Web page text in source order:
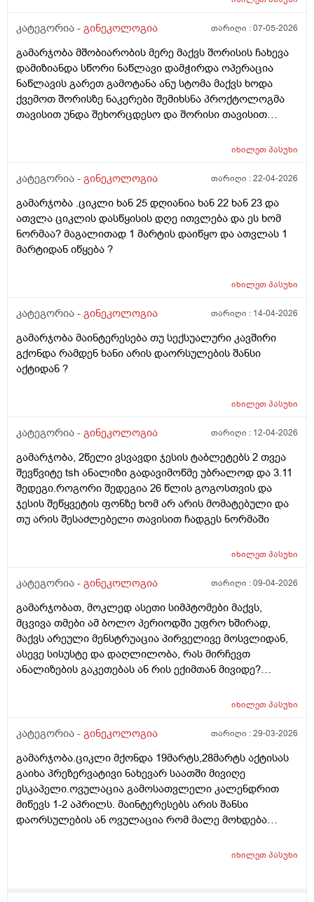
კატეგორია - გინეკოლოგია თარიღი :07-05-2026
გამარჯობა მშობიარობის მერე მაქვს შორისის ჩახევა
დამიზიანდა სწორი ნაწლავი დამჭირდა ოპერაცია
ნაწლავის გარეთ გამოტანა ანუ სტომა მაქვს ხოდა
ქვემოთ შორისზე ნაკერები შემიხსნა პროქტოლოგმა
თავისით უნდა შეხორცდესო და შორისი თავისით
იხილეთპასუხი
კატეგორია - გინეკოლოგია თარიღი :22-04-2026
გამარჯობა .ციკლი ხან 25 დღიანია ხან 22 ხან 23 და
ათვლა ციკლის დასწყისის დღე ითვლება და ეს ხომ
ნორმაა? მაგალითად 1 მარტის დაიწყო და ათვლას 1
მარტიდან იწყება ?
იხილეთპასუხი
კატეგორია - გინეკოლოგია თარიღი : 14-04-2026
გამარჯობა მაინტერესება თუ სექსუალური კავშირი
გქონდა რამდენ ხანი არის დაორსულების შანსი
აქტიდან ?
იხილეთპასუხი
კატეგორია - გინეკოლოგია თარიღი : 12-04-2026
გამარჯობა, 2წელი ვსვავდი ჯესის ტაბლეტებს 2 თვეა
შევწვიტე tsh ანალიზი გადავიმოწმე უბრალოდ და 3.11
შედეგი.როგორი შედეგია 26 წლის გოგოსთვის და
ჯესის შეწყვეტის ფონზე ხომ არ არის მომატებული და
თუ არის შესაძლებელი თავისით ჩადგეს ნორმაში
იხილეთპასუხი
კატეგორია - გინეკოლოგია თარიღი :09-04-2026
გამარჯობათ, მოკლედ ასეთი სიმპტომები მაქვს,
მცვივა თმები ამ ბოლო პერიოდში უფრო ხშირად,
მაქვს არეული მენსტრუაცია პირველივე მოსვლიდან,
ასევე სისუსტე და დაღლილობა, რას მირჩევთ
ანალიზების გაკეთებას ან რის ექიმთან მივიდე?
იხილეთპასუხი
კატეგორია - გინეკოლოგია თარიღი :29-03-2026
გამარჯობა.ციკლი მქონდა 19მარტს,28მარტს აქტისას
გაიხა პრეზერვატივი ნახევარ საათში მივიღე
ესკაპელი.ოვულაცია გამოსათვლელი კალენდრით
მიწევს 1-2 აპრილს. მაინტერესებს არის შანსი
დაორსულების ან ოვულაცია რომ მალე მოხდება
კვებაზე მყავს ბავშვი ხშირდ ვერ ვთავაზობ და იქნებ
იხილეთპასუხი